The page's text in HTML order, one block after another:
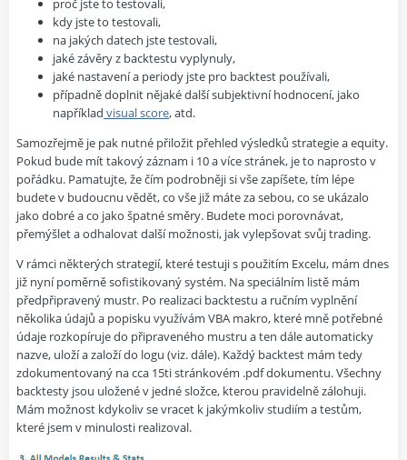
proč jste to testovali,
kdy jste to testovali,
na jakých datech jste testovali,
jaké závěry z backtestu vyplynuly,
jaké nastavení a periody jste pro backtest používali,
případně doplnit nějaké další subjektivní hodnocení, jako
například visual score, atd.
Samozřejmě je pak nutné přiložit přehled výsledků strategie a equity.
Pokud bude mít takový záznam i 10 a více stránek, je to naprosto v
pořádku. Pamatujte, že čím podrobněji si vše zapíšete, tím lépe
budete v budoucnu vědět, co vše již máte za sebou, co se ukázalo
jako dobré a co jako špatné směry. Budete moci porovnávat,
přemýšlet a odhalovat další možnosti, jak vylepšovat svůj trading.
V rámci některých strategií, které testuji s použitím Excelu, mám dnes
již nyní poměrně sofistikovaný systém. Na speciálním listě mám
předpřipravený mustr. Po realizaci backtestu a ručním vyplnění
několika údajů a popisku využívám VBA makro, které mně potřebné
údaje rozkopíruje do připraveného mustru a ten dále automaticky
nazve, uloží a založí do logu (viz. dále). Každý backtest mám tedy
zdokumentovaný na cca 15ti stránkovém .pdf dokumentu. Všechny
backtesty jsou uložené v jedné složce, kterou pravidelně zálohuji.
Mám možnost kdykoliv se vracet k jakýmkoliv studiím a testům,
které jsem v minulosti realizoval.